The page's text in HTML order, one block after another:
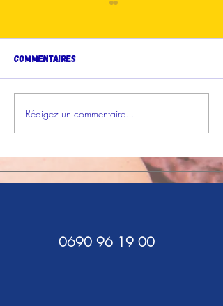
Les Grignoteuses
Gagnantes sur France-
Commentaires
Rédigez un commentaire...
0690 96 19 00